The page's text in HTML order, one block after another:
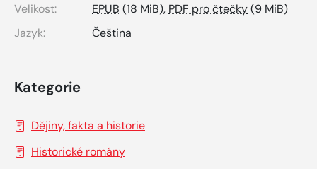
Velikost:
EPUB (18 MiB), PDF pro čtečky(9 MiB)
Jazyk:
Čeština
Kategorie
Dějiny, fakta a historie
Historické romány